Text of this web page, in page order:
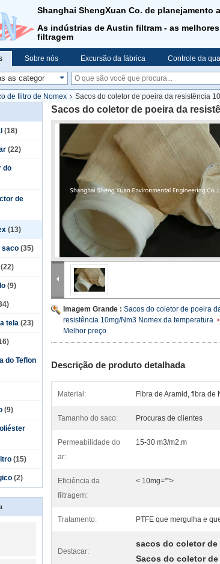
Shanghai ShengXuan Co. de planejamento
As indústrias de Austin filtram - as
filtragem
Sobre nós Excursão da fábrica Controle da
de filtro de Nomex
Sacos do coletor de poeira da resistência
(18)
(22)
do
de
(13)
saco (35)
(22)
(9)
tela (23)
do Teflon
(9)
(15)
(2)
Sacos do coletor de poeira da
Imagem Grande : Sacos do coletor de poeira
resistência 10mg/Nm3 Nomex da temperatura
Melhor preço
Descrição de produto detalhada
Material: Fibra de Aramid, fibra de
Tamanho do saco: Procuras de clientes
Permeabilidade do
ar:
15-30 m3/m2.m
Eficiência da
filtragem:
< 10mg="">
Tratamento: PTFE que mergulha e
Destacar:
sacos do coletor de
Sacos do coletor de